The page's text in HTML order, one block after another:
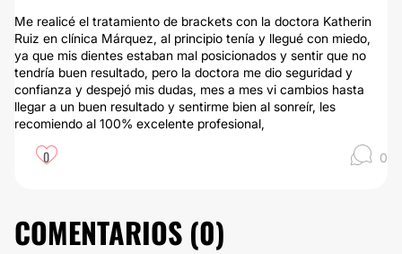
Me realicé el tratamiento de brackets con la doctora Katherin
Ruiz en clínica Márquez, al principio tenía y llegué con miedo,
ya que mis dientes estaban mal posicionados y sentir que no
tendría buen resultado, pero la doctora me dio seguridad y
confianza y despejó mis dudas, mes a mes vi cambios hasta
llegar a un buen resultado y sentirme bien al sonreír, les
recomiendo al 100% excelente profesional,
0 0
COMENTARIOS (0)